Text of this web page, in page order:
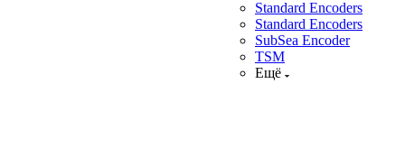
Standard Encoders
Standard Encoders
SubSea Encoder
TSM
Ещё